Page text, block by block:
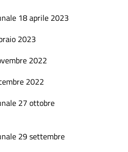
18 aprile 2023
2023
2022
2022
27 ottobre
29 settembre